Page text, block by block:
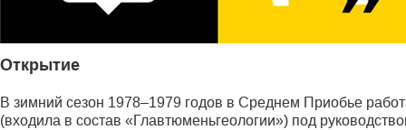
Открытие
В зимний сезон 1978–1979 годов в Среднем Приобье
(входила в состав «Главтюменьгеологии») под